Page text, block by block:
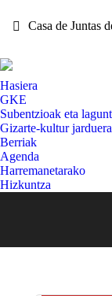
Casa de Juntas
Hasiera
GKE
Subentzioak eta
Gizarte-kultur
Berriak
Agenda
Harremanetarako
Hizkuntza